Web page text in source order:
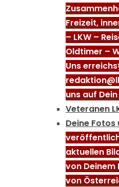
Freizeit,
– LKW –
Oldtimer –
Uns
uns auf
Veteranen
Deine Fotos
aktuellen
von
von